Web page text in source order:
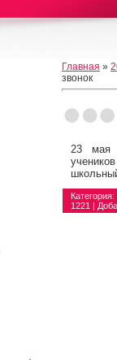
Главная »
звонок
23 мая
Категория:
1221 |